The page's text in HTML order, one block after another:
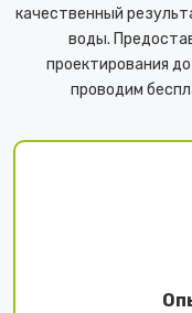
качественный
воды.
проектирования
проводим